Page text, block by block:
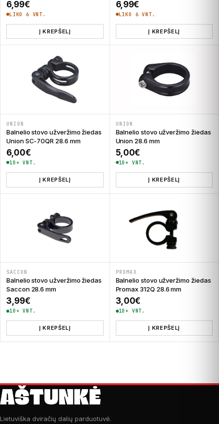
6,99€
LIKO 6 VNT.
Į KREPŠELĮ
6,99€
LIKO 6 VNT.
Į KREPŠELĮ
UNION
Balnelio stovo užveržimo žiedas
Union SC-70QR 28.6 mm
6,00€
10+ VNT.
Į KREPŠELĮ
UNION
Balnelio stovo užveržimo žiedas
Union 28.6 mm
5,00€
10+ VNT.
Į KREPŠELĮ
SACCON
Balnelio stovo užveržimo žiedas
Saccon 28.6 mm
3,99€
10+ VNT.
Į KREPŠELĮ
PROMAX
Balnelio stovo užveržimo žiedas
Promax 312Q 28.6 mm
3,00€
10+ VNT.
Į KREPŠELĮ
Lietuviška dviračių dalių parduotuvė.